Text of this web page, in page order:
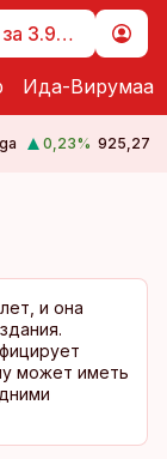
Подпишитесь за 3.99 €
Ида-Вирумаа
0,23% 925,27
и она
может иметь